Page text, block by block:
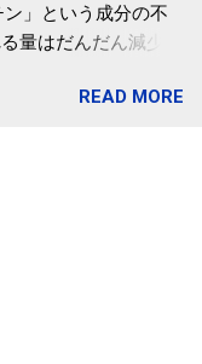
」という成分の不
量はだんだん減少し
」という成分は、納
たことがなかった。
き混ぜる。 ・タレ
のふわふわ感がよ
コンドロイチン補
READ MORE